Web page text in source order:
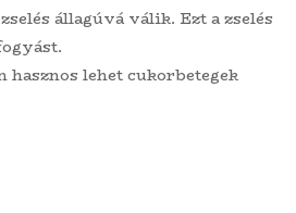
állagúvá válik. Ezt a zselés
lehet cukorbetegek